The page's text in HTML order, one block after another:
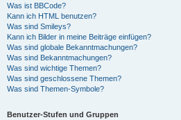
Was ist BBCode?
Kann ich HTML benutzen?
Was sind Smileys?
Kann ich Bilder in meine Beiträge einfügen?
Was sind globale Bekanntmachungen?
Was sind Bekanntmachungen?
Was sind wichtige Themen?
Was sind geschlossene Themen?
Was sind Themen-Symbole?
Benutzer-Stufen und Gruppen